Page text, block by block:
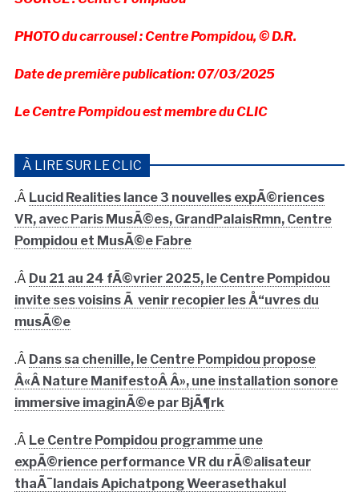
PHOTO du carrousel : Centre Pompidou, © D.R.
Date de première publication: 07/03/2025
Le Centre Pompidou est membre du CLIC
À LIRE SUR LE CLIC
.Â Lucid Realities lance 3 nouvelles expÃ©riences
VR, avec Paris MusÃ©es, GrandPalaisRmn, Centre
Pompidou et MusÃ©e Fabre
.Â Du 21 au 24 fÃ©vrier 2025, le Centre Pompidou
invite ses voisins Ã venir recopier les Å“uvres du
musÃ©e
.Â Dans sa chenille, le Centre Pompidou propose
Â«Â Nature ManifestoÂ Â», une installation sonore
immersive imaginÃ©e par BjÃ¶rk
.Â Le Centre Pompidou programme une
expÃ©rience performance VR du rÃ©alisateur
thaÃ¯landais Apichatpong Weerasethakul